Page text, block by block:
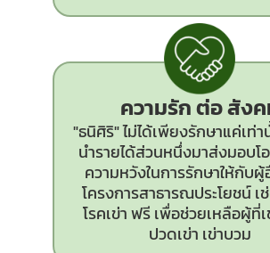
ความรัก ต่อ สัง
"ธนิศิริ" ไม่ได้เพียงรักษาแค่เท่า
นำรายได้ส่วนหนึ่งมาส่งมอบโ
ความหวังในการรักษาให้กับ
โครงการสาธารณประโยชน์ เ
โรคเข่า ฟรี เพื่อช่วยเหลือผู้ที่
ปวดเข่า เข่าบวม